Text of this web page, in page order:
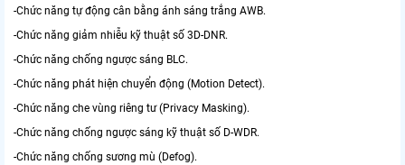
-Chức năng tự động cân bằng ánh sáng trắng AWB.
-Chức năng giảm nhiễu kỹ thuật số 3D-DNR.
-Chức năng chống ngược sáng BLC.
-Chức năng phát hiện chuyển động (Motion Detect).
-Chức năng che vùng riêng tư (Privacy Masking).
-Chức năng chống ngược sáng kỹ thuật số D-WDR.
-Chức năng chống sương mù (Defog).